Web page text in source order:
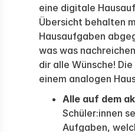
eine digitale
Übersicht behalten
Hausaufgaben
was was
dir alle Wünsche!
einem analogen
Alle auf dem
Schüler:innen
Aufgaben,